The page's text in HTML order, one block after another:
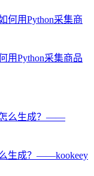
用Python采集商品
生成？——kookeey